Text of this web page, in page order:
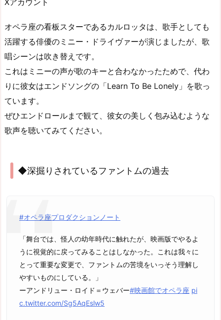
オペラ座の看板スターであるカルロッタは、歌手としても
活躍する俳優のミニー・ドライヴァーが演じましたが、歌
唱シーンは吹き替えです。
これはミニーの声が歌のキーと合わなかったためで、代わ
りに彼女はエンドソングの「Learn To Be Lonely」を歌っ
ています。
ぜひエンドロールまで観て、彼女の美しく包み込むような
歌声を聴いてみてください。
◆深掘りされているファントムの過去
#オペラ座プロダクションノート
「舞台では、怪人の幼年時代に触れたが、映画版でやるよ
うに視覚的に戻ってみることはしなかった。これは我々に
とって重要な変更で、ファントムの苦境をいっそう理解し
やすいものにしている。」
ーアンドリュー・ロイド＝ウェバー#映画館でオペラ座 pi
c.twitter.com/Sg5AqEslw5